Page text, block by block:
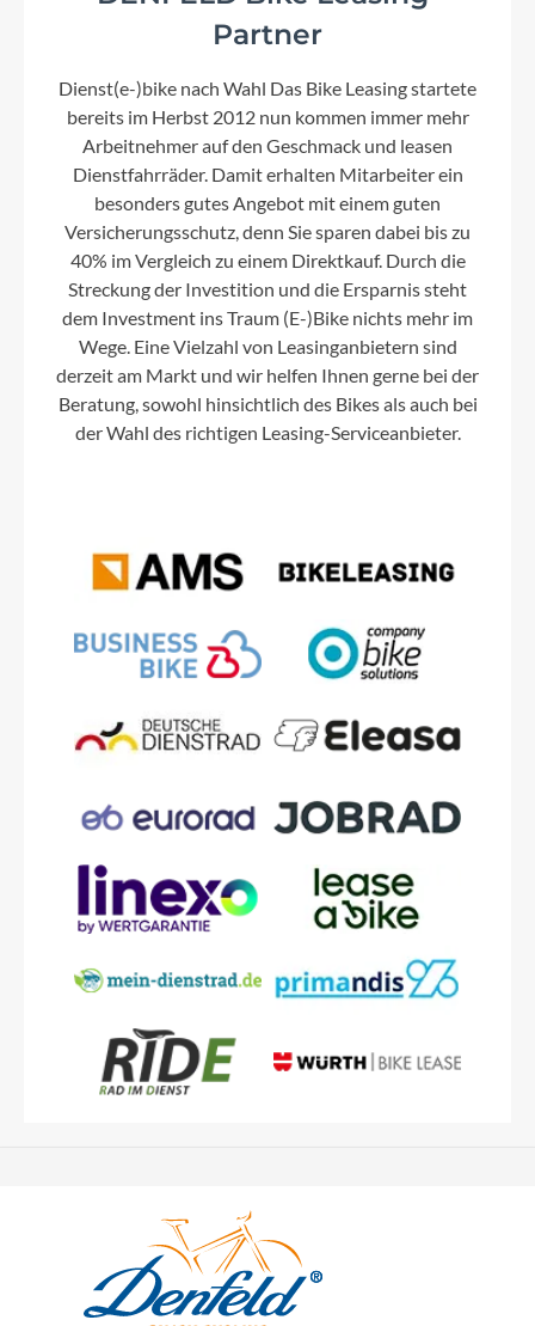
Partner
Dienst(e-)bike nach Wahl Das Bike Leasing startete
bereits im Herbst 2012 nun kommen immer mehr
Arbeitnehmer auf den Geschmack und leasen
Dienstfahrräder. Damit erhalten Mitarbeiter ein
besonders gutes Angebot mit einem guten
Versicherungsschutz, denn Sie sparen dabei bis zu
40% im Vergleich zu einem Direktkauf. Durch die
Streckung der Investition und die Ersparnis steht
dem Investment ins Traum (E-)Bike nichts mehr im
Wege. Eine Vielzahl von Leasinganbietern sind
derzeit am Markt und wir helfen Ihnen gerne bei der
Beratung, sowohl hinsichtlich des Bikes als auch bei
der Wahl des richtigen Leasing-Serviceanbieter.